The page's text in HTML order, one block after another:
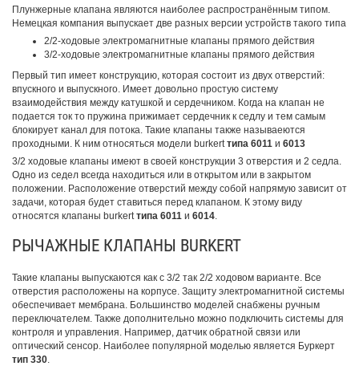
Плунжерные клапана являются наиболее распространённым типом.
Немецкая компания выпускает две разных версии устройств такого типа
2/2-ходовые электромагнитные клапаны прямого действия
3/2-ходовые электромагнитные клапаны прямого действия
Первый тип имеет конструкцию, которая состоит из двух отверстий:
впускного и выпускного. Имеет довольно простую систему
взаимодействия между катушкой и сердечником. Когда на клапан не
подается ток то пружина прижимает сердечник к седлу и тем самым
блокирует канал для потока. Такие клапаны также называеются
проходными. К ним относяться модели burkert типа 6011 и 6013
3/2 ходовые клапаны имеют в своей конструкции 3 отверстия и 2 седла.
Одно из седел всегда находиться или в открытом или в закрытом
положении. Расположение отверстий между собой напрямую зависит от
задачи, которая будет ставиться перед клапаном. К этому виду
относятся клапаны burkert типа 6011 и 6014
РЫЧАЖНЫЕ КЛАПАНЫ BURKERT
Такие клапаны выпускаются как с 3/2 так 2/2 ходовом варианте. Все
отверстия расположены на корпусе. Защиту электромагнитной системы
обеспечивает мембрана. Большинство моделей снабжены ручным
переключателем. Также дополнительно можно подключить системы для
контроля и управления. Например, датчик обратной связи или
оптический сенсор. Наиболее популярной моделью является Буркерт
тип 330